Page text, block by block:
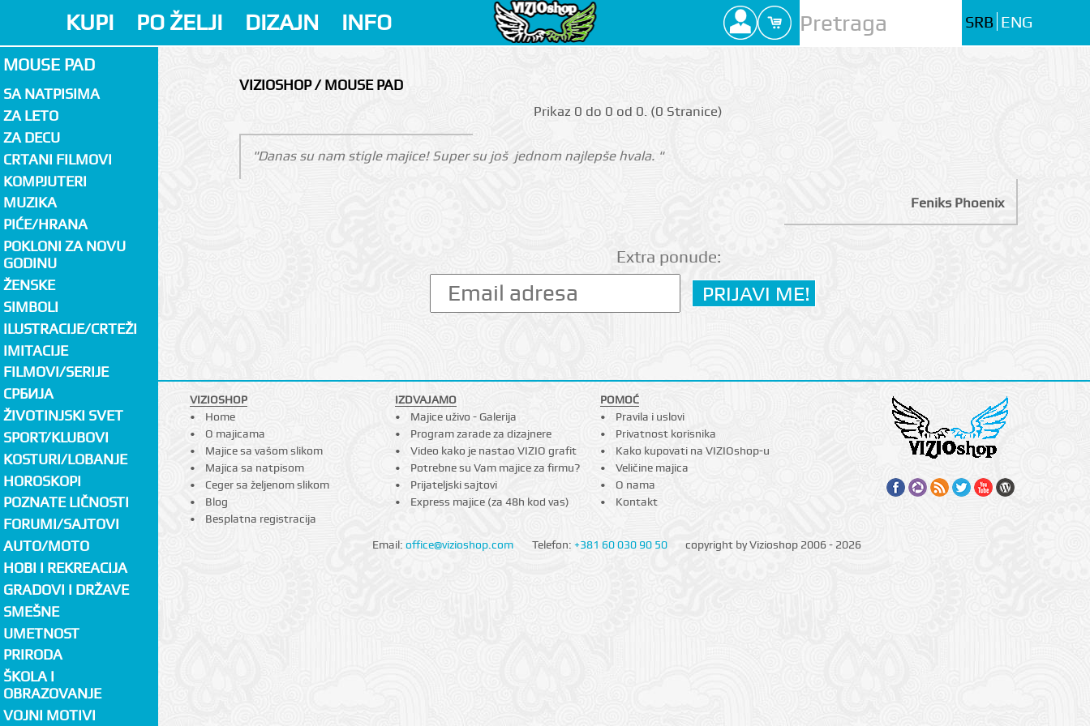
KUPI PO ŽELJI DIZAJN INFO SRB ENG
MOUSE PAD
SA NATPISIMA
ZA LETO
ZA DECU
CRTANI FILMOVI
KOMPJUTERI
MUZIKA
PIĆE/HRANA
POKLONI ZA NOVU
GODINU
ŽENSKE
SIMBOLI
ILUSTRACIJE/CRTEŽI
IMITACIJE
FILMOVI/SERIJE
СРБИЈА
ŽIVOTINJSKI SVET
SPORT/KLUBOVI
KOSTURI/LOBANJE
HOROSKOPI
POZNATE LIČNOSTI
FORUMI/SAJTOVI
AUTO/MOTO
HOBI I REKREACIJA
GRADOVI I DRŽAVE
SMEŠNE
UMETNOST
PRIRODA
ŠKOLA I
OBRAZOVANJE
VOJNI MOTIVI
VIZIOSHOP / MOUSE PAD
Prikаz 0 do 0 оd 0. (0 Strаnicе)
"Danas su nam stigle majice! Super su još jednom najlepše hvala. "
Feniks Phoenix
Extra ponude:
VIZIOSHOP
Home
O majicama
Majice sa vašom slikom
Majica sa natpisom
Ceger sa željenom slikom
Blog
Besplatna registracija
IZDVAJAMO
Majice uživo - Galerija
Program zarade za dizajnere
Video kako je nastao VIZIO grafit
Potrebne su Vam majice za firmu?
Prijateljski sajtovi
Express majice (za 48h kod vas)
POMOĆ
Pravila i uslovi
Privatnost korisnika
Kako kupovati na VIZIOshop-u
Veličine majica
O nama
Kontakt
Email: office@vizioshop.com Telefon: +381 60 030 90 50 copyright by Vizioshop 2006 - 2026